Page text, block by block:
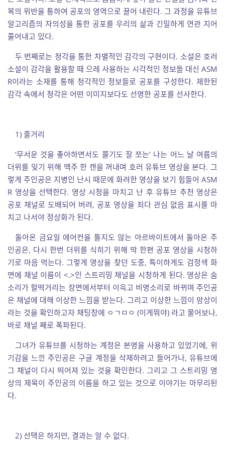
복의 위반을 통하여 공포의 영역으로 끌어 내린다. 그 과정을 유튜브
알고리즘의 자의성을 통한 공포를 우리의 삶과 긴밀하게 연관 지어
풀어내고 있다.
두 번째로는 청각을 통한 차별적인 감각의 구현이다. 소설은 호러
소설이 감각을 활용할 때 으레 사용하는 시각적인 정보들 대신 ASM
R이라는 소재를 통해 청각적인 정보들로 공포를 구성한다. 제한된
감각 속에서 청각은 어떤 이미지보다도 선명한 공포를 선사한다.
1) 줄거리
‘무서운 것을 좋아하면서도 쫄기도 잘 쪼는’ 나는 어느 날 여름의
더위를 잊기 위해 맥주 한 캔을 꺼내며 호러 유튜브 영상을 본다. 그
렇게 주인공은 지병인 난시 때문에 화려한 영상을 보기 힘들어 ASM
R 영상을 선택한다. 영상 시청을 마치고 난 후 유튜브 추천 영상은
공포 채널로 도배되어 버려, 공포 영상을 죄다 관심 없음 표시를 마
치고 나서야 정상화가 된다.
돌아온 금요일 에어컨을 틀지도 않는 아르바이트에서 돌아온 주
인공은, 다시 한번 더위를 식히기 위해 딱 한편 공포 영상을 시청하
기로 마음 먹는다. 그렇게 영상을 찾던 도중, 특이하게도 검정색 화
면에 채널 이름이 <.>인 스트리밍 채널을 시청하게 된다. 영상은 숨
소리가 헐떡거리는 장면에서부터 이윽고 비명소리로 바뀌며 주인공
은 채널에 대해 이상한 느낌을 받는다. 그리고 이상한 느낌이 망상이
라는 것을 확인하고자 채팅창에 ㅇㄱㅁㅇ (이게뭐야) 라고 물어보나,
바로 채널 째로 폭파된다.
그녀가 유튜브를 시청하는 계정은 본명을 사용하고 있었기에, 위
기감을 느낀 주인공은 구글 계정을 삭제하려고 들어가나, 유튜브에
그 채널이 다시 띄어져 있는 것을 확인한다. 그리고 그 스트리밍 영
상의 제목이 주인공의 이름을 하고 있는 것으로 이야기는 마무리된
다.
2) 선택은 하지만, 결과는 알 수 없다.